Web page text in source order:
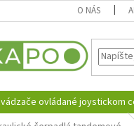
O NÁS
ovládané joystickom